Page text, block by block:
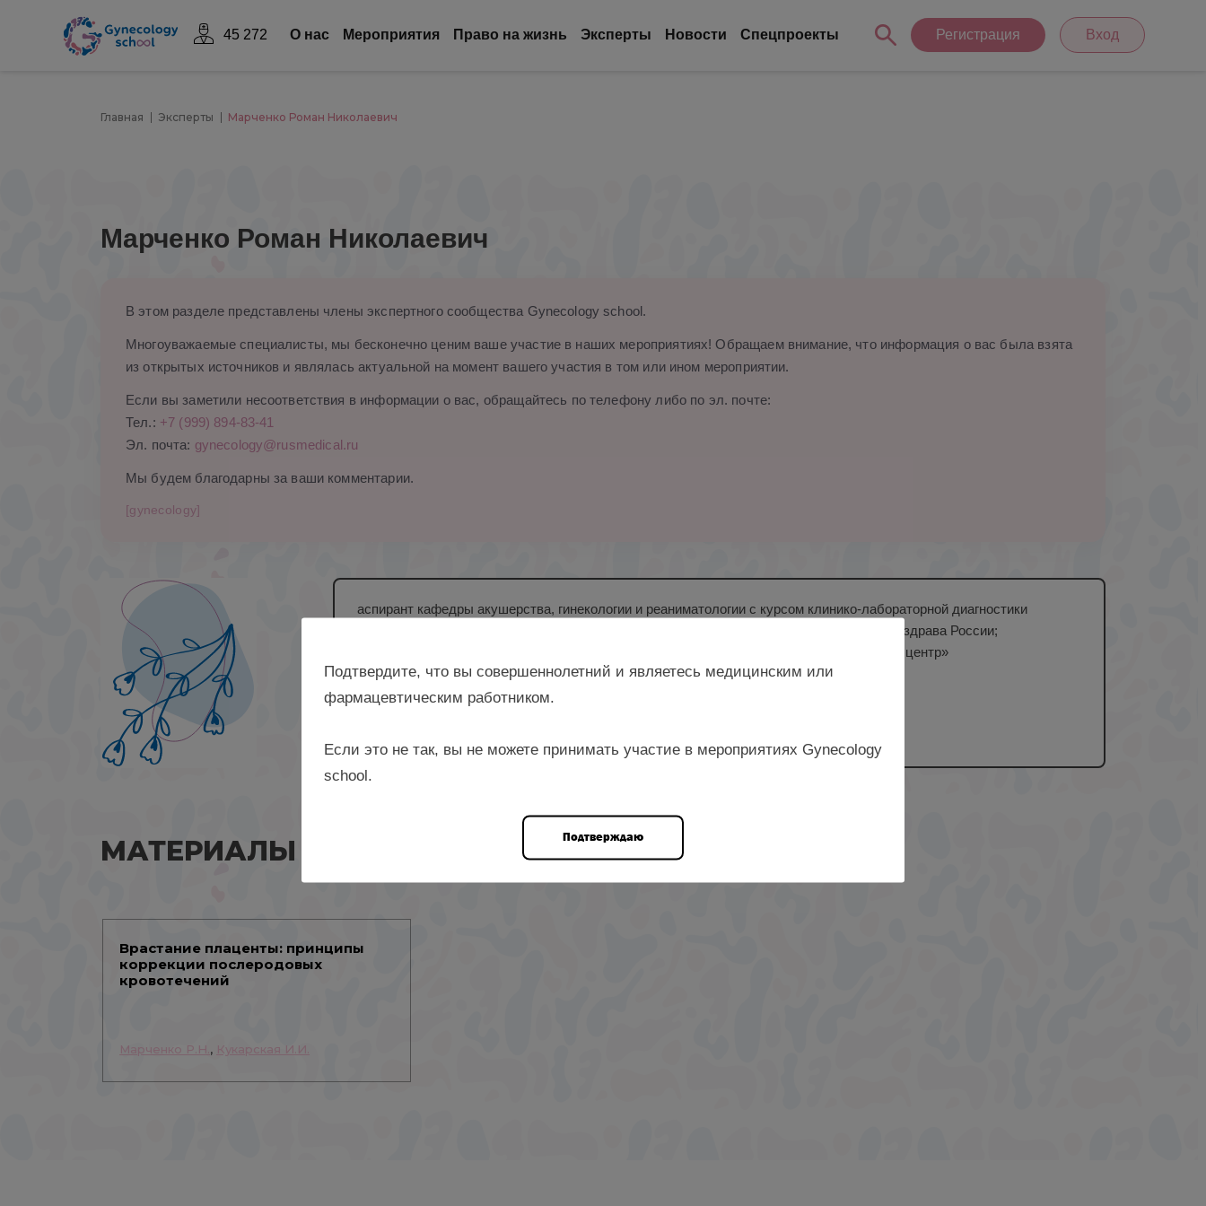
45 272 О нас Mероприятия Право на жизнь Эксперты Новости Спецпроекты Регистрация Вход
Главная Эксперты Марченко Роман Николаевич
Марченко Роман Николаевич
В этом разделе представлены члены экспертного сообщества Gynecology school.
Многоуважаемые специалисты, мы бесконечно ценим ваше участие в наших мероприятиях! Обращаем внимание, что информация о вас была взята
из открытых источников и являлась актуальной на момент вашего участия в том или ином мероприятии.
Если вы заметили несоответствия в информации о вас, обращайтесь по телефону либо по эл. почте:
Тел.: +7 (999) 894-83-41
Эл. почта: gynecology@rusmedical.ru
Мы будем благодарны за ваши комментарии.
[gynecology]
аспирант кафедры акушерства, гинекологии и реаниматологии с курсом клинико-лабораторной диагностики
Института непрерывного профессионального развития ФГБОУ ВО Тюменский ГМУ Минздрава России;
заведующий акушерским физиологическим отделением № 2 ГБУЗ ТО «Перинатальный центр»
МАТЕРИАЛЫ АВТОРА
Врастание плаценты: принципы
коррекции послеродовых
кровотечений
Марченко Р.Н. , Кукарская И.И.
Подтвердите, что вы совершеннолетний и являетесь медицинским или
фармацевтическим работником.
Если это не так, вы не можете принимать участие в мероприятиях Gynecology
school.
Подтверждаю